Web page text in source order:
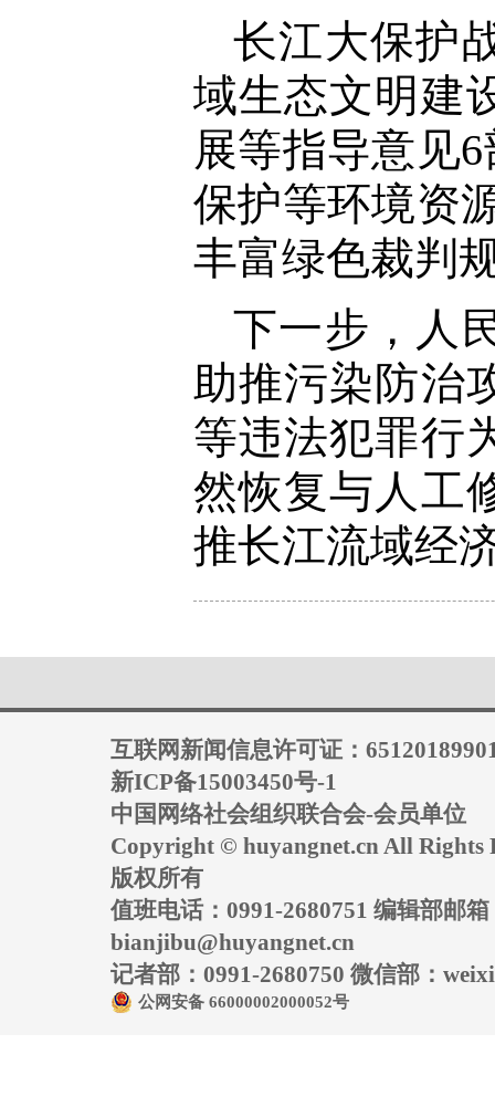
长江大保护
域生态文明建
展等指导意见
保护等环境资
丰富绿色裁判
下一步，人
助推污染防治
等违法犯罪行
然恢复与人工
推长江流域经
互联网新闻信息许可证：
新ICP备15003450号-1
中国网络社会组织联合会-会员单位
Copyright © huyangnet.cn All Rights
版权所有
值班电话：0991-2680751 编辑部邮箱
bianjibu@huyangnet.cn
记者部：0991-2680750 微信部：
公网安备 66000002000052号